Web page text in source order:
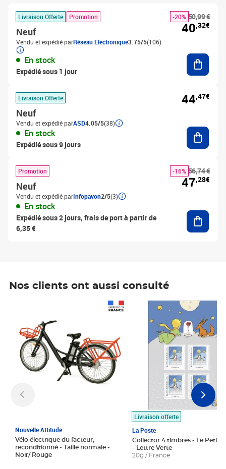
Livraison Offerte Promotion
Neuf
Vendu et expédié parRéseau Electronique3.75/5(106)
En stock
Expédié sous 1 jour
50,99 €
-20%
40,32€
Livraison Offerte
Neuf
Vendu et expédié parASD4.05/5(38)
En stock
Expédié sous 9 jours
44,47€
Promotion
Neuf
Vendu et expédié parInfopavon2/5(3)
En stock
Expédié sous 2 jours, frais de port à partir de
6,35 €
56,74 €
-16%
47,28€
Nos clients ont aussi consulté
Nouvelle Attitude
Vélo électrique du facteur,
reconditionné - Taille normale -
Noir/ Rouge
Livraison offerte
La Poste
Collector 4 timbres - Le Petit
- Lettre Verte
20g / France
Prix 7,50€